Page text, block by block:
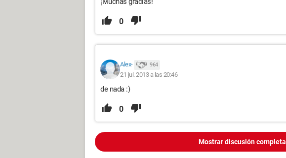
0
Alex- 964
21 jul. 2013 a las 20:46
de nada :)
0
Mostrar discusión completa